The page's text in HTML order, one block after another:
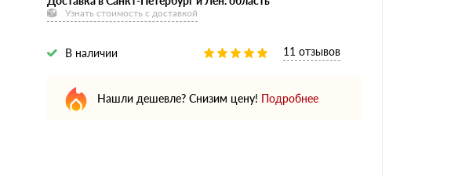
Узнать стоимость с доставкой
В наличии 11 отзывов
Нашли дешевле? Снизим цену! Подробнее